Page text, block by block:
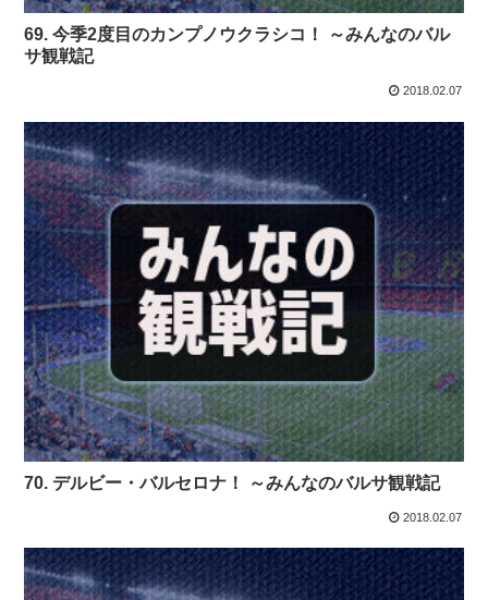
69. 今季2度目のカンプノウクラシコ！ ～みんなのバル
サ観戦記
2018.02.07
70. デルビー・バルセロナ！ ～みんなのバルサ観戦記
2018.02.07